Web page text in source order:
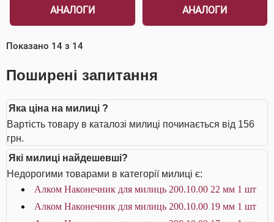
АНАЛОГИ АНАЛОГИ
Показано 14 з 14
Поширені запитання
Яка ціна на милиці ?
Вартість товару в каталозі милиці починається від 156
грн.
Які милиці найдешевші?
Недорогими товарами в категорії милиці є:
Алком Наконечник для милиць 200.10.00 22 мм 1 шт
Алком Наконечник для милиць 200.10.00 19 мм 1 шт